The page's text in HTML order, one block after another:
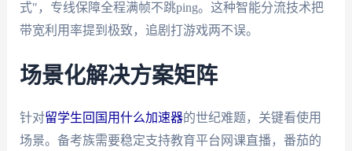
式"，专线保障全程满帧不跳ping。这种智能分流技术把
带宽利用率提到极致，追剧打游戏两不误。
场景化解决方案矩阵
针对留学生回国用什么加速器的世纪难题，关键看使用
场景。备考族需要稳定支持教育平台网课直播，番茄的